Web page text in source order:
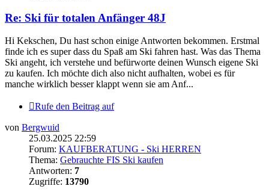
Re: Ski für totalen Anfänger 48J
Hi Kekschen, Du hast schon einige Antworten bekommen. Erstmal
finde ich es super dass du Spaß am Ski fahren hast. Was das Thema
Ski angeht, ich verstehe und befürworte deinen Wunsch eigene Ski
zu kaufen. Ich möchte dich also nicht aufhalten, wobei es für
manche wirklich besser klappt wenn sie am Anf...
Rufe den Beitrag auf
von Bergwuid
25.03.2025 22:59
Forum: KAUFBERATUNG - Ski HERREN
Thema: Gebrauchte FIS Ski kaufen
Antworten: 7
Zugriffe: 13790